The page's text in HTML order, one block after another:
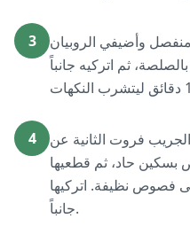
3
وأضيفي الروبيان
ثم اتركيه جانباً
4
فروت الثانية عن
بسكين حاد، ثم قطعيها
فصوص نظيفة. اتركيها
جانباً.